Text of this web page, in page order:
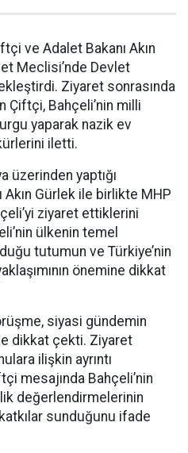
ve Adalet Bakanı Akın
Meclisi’nde Devlet
Ziyaret sonrasında
Çiftçi, Bahçeli’nin milli
yaparak nazik ev
iletti.
üzerinden yaptığı
Akın Gürlek ile birlikte MHP
ziyaret ettiklerini
ülkenin temel
tutumun ve Türkiye’nin
önemine dikkat
siyasi gündemin
dikkat çekti. Ziyaret
ilişkin ayrıntı
mesajında Bahçeli’nin
değerlendirmelerinin
sunduğunu ifade